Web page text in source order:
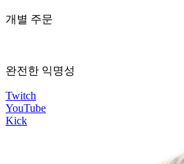
개별 주문
완전한 익명성
Twitch
YouTube
Kick